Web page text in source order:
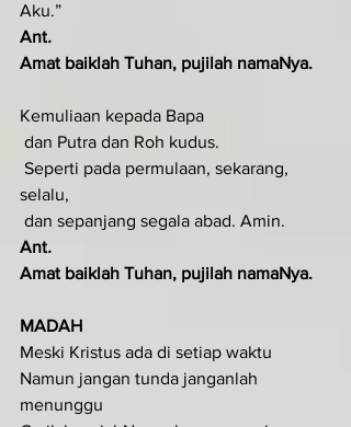
Aku.”
Ant.
Amat baiklah Tuhan, pujilah namaNya.
Kemuliaan kepada Bapa
dan Putra dan Roh kudus.
selalu,
dan sepanjang segala abad. Amin.
Ant.
Amat baiklah Tuhan, pujilah namaNya.
MADAH
Meski Kristus ada di setiap waktu
Namun jangan tunda janganlah
menunggu